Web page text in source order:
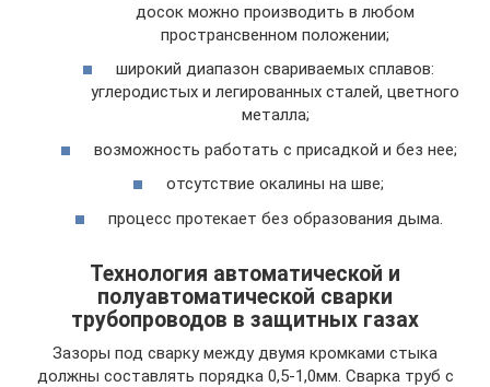
досок можно производить в любом
пространсвенном положении;
широкий диапазон свариваемых сплавов:
углеродистых и легированных сталей, цветного
металла;
возможность работать с присадкой и без нее;
отсутствие окалины на шве;
процесс протекает без образования дыма.
Технология автоматической и
полуавтоматической сварки
трубопроводов в защитных газах
Зазоры под сварку между двумя кромками стыка
должны составлять порядка 0,5-1,0мм. Сварка труб с